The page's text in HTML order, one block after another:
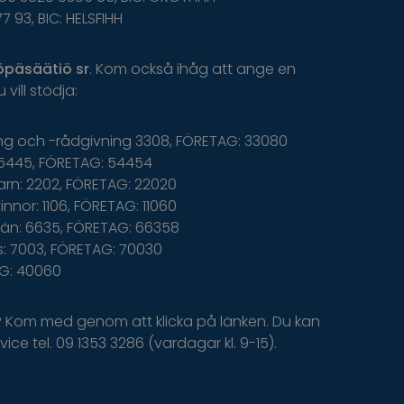
93, BIC: HELSFIHH
sr. Kom också ihåg att ange en
vill stödja:
och -rådgivning 3308, FÖRETAG: 33080
FÖRETAG: 54454
2202, FÖRETAG: 22020
1106, FÖRETAG: 11060
6635, FÖRETAG: 66358
FÖRETAG: 70030
40060
med genom att klicka på länken. Du kan
tel. 09 1353 3286 (vardagar kl. 9-15).